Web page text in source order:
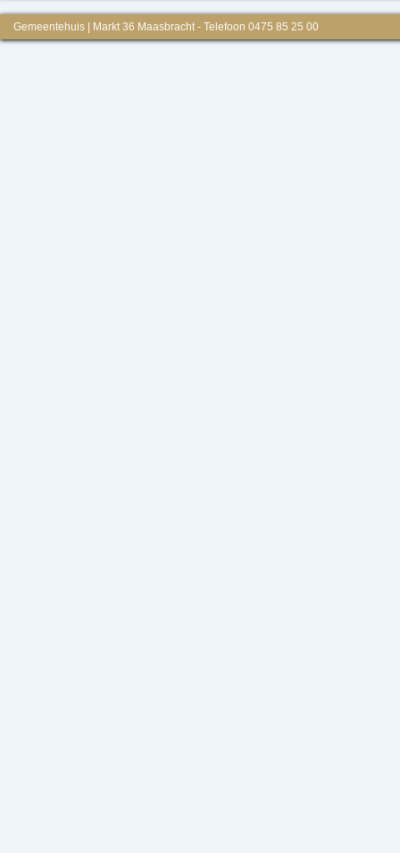
Gemeentehuis | Markt 36 Maasbracht - Telefoon 0475 85 25 00